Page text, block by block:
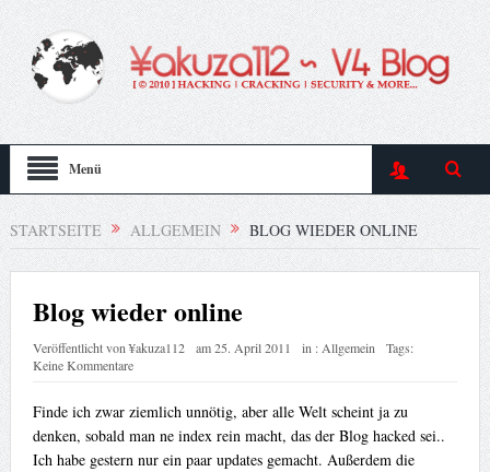
Menü
STARTSEITE ALLGEMEIN BLOG WIEDER ONLINE
Blog wieder online
Veröffentlicht von¥akuza112 am25. April 2011 in : Allgemein
Tags:
Keine Kommentare
Finde ich zwar ziemlich unnötig, aber alle Welt scheint ja zu
denken, sobald man ne index rein macht, das der Blog hacked sei..
Ich habe gestern nur ein paar updates gemacht. Außerdem die